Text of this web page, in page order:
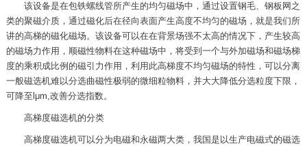
该设备是在包铁螺线管所产生的均匀磁场中，通过设置钢毛、钢板网之
类的聚磁介质，通过磁化后在径向表面产生高度不均匀的磁场，就是我们所
讲的高梯的磁化磁场。该设备可以在在背景场强不太高的情况下，产生较高
的磁场力作用，顺磁性物料在这种磁场中，将受到一个与外加磁场和磁场梯
度的乘积成比例的磁引力作用，利用此高梯度不均匀磁场的特性，可以分离
一般磁选机难以分选曲磁性极弱的微细粒物料，并大大降低分选粒度下限，
可降至lμm,改善分选指数。
高梯度磁选机的分类
高梯度磁选机可以分为电磁和永磁两大类，我国是以生产电磁式的磁选